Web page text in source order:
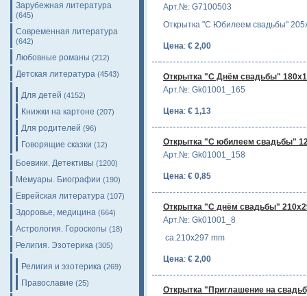
Зарубежная литература
(645)
Современная литература
(642)
Любовные романы (212)
Детская литература (4543)
Для детей (4152)
Книжки на картоне (207)
Для родителей (96)
Говорящие сказки (12)
Боевики. Детективы (1200)
Мемуары. Биографии (190)
Еврейская литература (107)
Здоровье, медицина (664)
Астрология. Гороскопы (18)
Религия. Эзотерика (305)
Религия и эзотерика (269)
Православие (25)
Арт.№: G7100503
Открытка "С Юбилеем свадьбы"
Цена: € 2,00
Открытка "С Днём свадьбы"
Арт.№: Gk01001_165
Цена: € 1,13
Открытка "С юбилеем свадьбы"
Арт.№: Gk01001_158
Цена: € 0,85
Открытка "С днём свадьбы"
Арт.№: Gk01001_8
ca.210x297 mm
Цена: € 2,00
Открытка "Приглашение на